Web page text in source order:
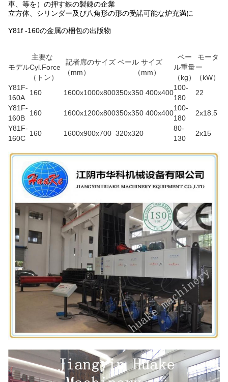
車、等を）の押す鉄の製錬の企業
立方体、シリンダー及び八角形の形の受諾可能な炉充満に
Y81f -160の金属の梱包の出版物
モデル
主要な
Cyl.Force
（トン）
記者席のサイズ
（mm）
ベール サイズ
（mm）
ベー
ル重量
（kg）
モータ
ー
（kW）
Y81F-
160A
160 1600x1000x800350x350 400x400
100-
180
22
Y81F-
160B
160 1600x1200x800350x350 400x400
100-
180
2x18.5
Y81F-
160C
160 1600x900x700 320x320
80-
130
2x15